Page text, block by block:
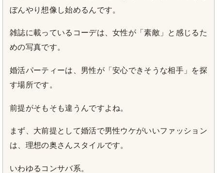
ぼんやり想像し始めるんです。
雑誌に載っているコーデは、女性が「素敵」と感じるた
めの写真です。
婚活パーティーは、男性が「安心できそうな相手」を探
す場所です。
前提がそもそも違うんですよね。
まず、大前提として婚活で男性ウケがいいファッション
は、理想の奥さんスタイルです。
いわゆるコンサバ系。